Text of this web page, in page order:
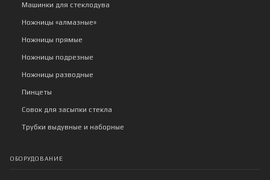
Машинки для стеклодува
Ножницы «алмазные»
Ножницы прямые
Ножницы подрезные
Ножницы разводные
Пинцеты
Совок для засыпки стекла
Трубки выдувные и наборные
ОБОРУДОВАНИЕ